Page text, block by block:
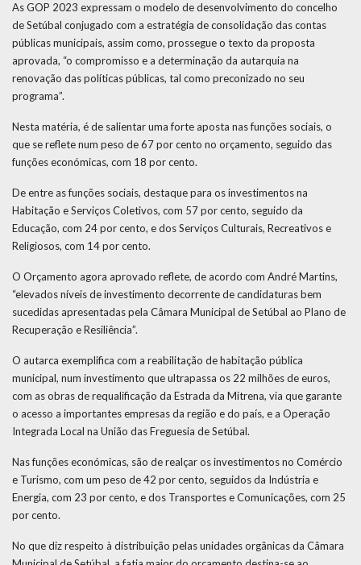
As GOP 2023 expressam o modelo de desenvolvimento do concelho
de Setúbal conjugado com a estratégia de consolidação das contas
públicas municipais, assim como, prossegue o texto da proposta
aprovada, “o compromisso e a determinação da autarquia na
renovação das políticas públicas, tal como preconizado no seu
programa”.
Nesta matéria, é de salientar uma forte aposta nas funções sociais, o
que se reflete num peso de 67 por cento no orçamento, seguido das
funções económicas, com 18 por cento.
De entre as funções sociais, destaque para os investimentos na
Habitação e Serviços Coletivos, com 57 por cento, seguido da
Educação, com 24 por cento, e dos Serviços Culturais, Recreativos e
Religiosos, com 14 por cento.
O Orçamento agora aprovado reflete, de acordo com André Martins,
“elevados níveis de investimento decorrente de candidaturas bem
sucedidas apresentadas pela Câmara Municipal de Setúbal ao Plano de
Recuperação e Resiliência”.
O autarca exemplifica com a reabilitação de habitação pública
municipal, num investimento que ultrapassa os 22 milhões de euros,
com as obras de requalificação da Estrada da Mitrena, via que garante
o acesso a importantes empresas da região e do país, e a Operação
Integrada Local na União das Freguesia de Setúbal.
Nas funções económicas, são de realçar os investimentos no Comércio
e Turismo, com um peso de 42 por cento, seguidos da Indústria e
Energia, com 23 por cento, e dos Transportes e Comunicações, com 25
por cento.
No que diz respeito à distribuição pelas unidades orgânicas da Câmara